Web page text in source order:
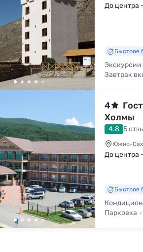
До центра
Быстрое
Экскурсии
Завтрак
4
Холмы
4.8 5
Южно-
До центра
Быстрое
Парковка